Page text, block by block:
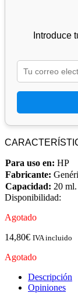
Introduce
Para uso en: HP
Fabricante:
Capacidad: 20 ml.
Disponibilidad:
Agotado
14,80€ IVA incluido
Agotado
Descripción
Opiniones